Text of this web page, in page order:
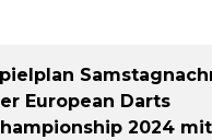
European Darts
2024 mit